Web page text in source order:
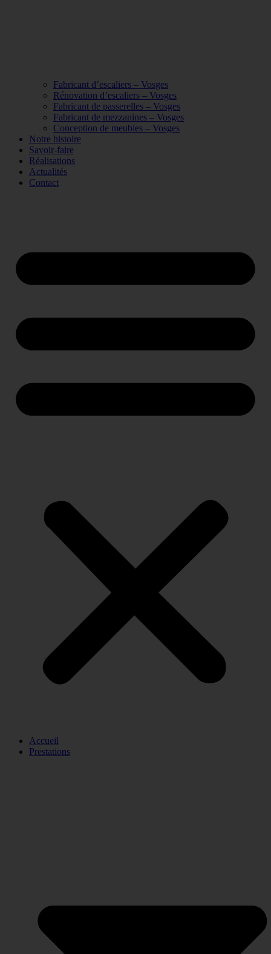
Fabricant d’escaliers – Vosges
Rénovation d’escaliers – Vosges
Fabricant de passerelles – Vosges
Fabricant de mezzanines – Vosges
Conception de meubles – Vosges
Notre histoire
Savoir-faire
Réalisations
Actualités
Contact
Accueil
Prestations